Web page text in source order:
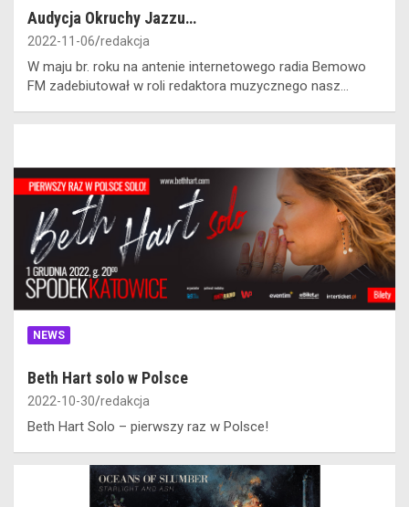
Audycja Okruchy Jazzu…
2022-11-06 redakcja
W maju br. roku na antenie internetowego radia Bemowo
FM zadebiutował w roli redaktora muzycznego nasz…
NEWS
Beth Hart solo w Polsce
2022-10-30 redakcja
Beth Hart Solo – pierwszy raz w Polsce!